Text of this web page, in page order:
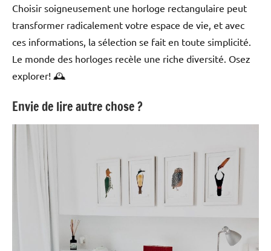
Choisir soigneusement une horloge rectangulaire peut
transformer radicalement votre espace de vie, et avec
ces informations, la sélection se fait en toute simplicité.
Le monde des horloges recèle une riche diversité. Osez
explorer! 🕰️
Envie de lire autre chose ?